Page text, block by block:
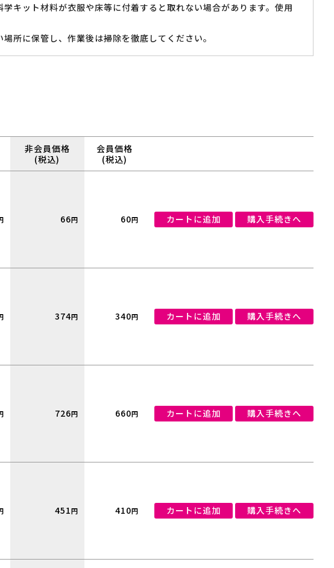
キット材料が衣服や床等に付着すると取れない場合があります。使用
所に保管し、作業後は掃除を徹底してください。
非会員価格
(税込)
会員価格
(税込)
66円 60円 カートに追加 購入手続きへ
374円 340円 カートに追加 購入手続きへ
726円 660円 カートに追加 購入手続きへ
451円 410円 カートに追加 購入手続きへ